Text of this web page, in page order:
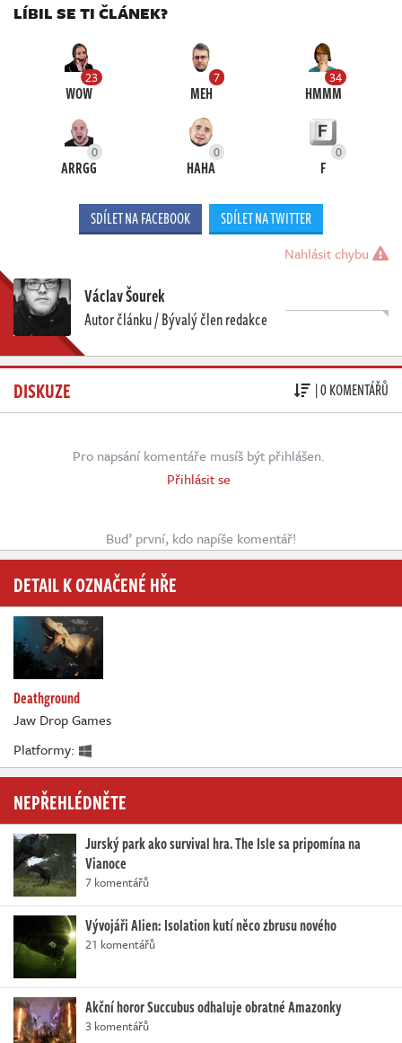
LÍBIL SE TI ČLÁNEK?
23
WOW
7
MEH
34
HMMM
0
ARRGG
0
HAHA
0
F
SDÍLET NA FACEBOOK SDÍLET NA TWITTER
Nahlásit chybu
Václav Šourek
Autor článku / Bývalý člen redakce
DISKUZE | 0 KOMENTÁŘŮ
Pro napsání komentáře musíš být přihlášen.
Přihlásit se
Buď první, kdo napíše komentář!
DETAIL K OZNAČENÉ HŘE
Deathground
Jaw Drop Games
Platformy:
NEPŘEHLÉDNĚTE
Jurský park ako survival hra. The Isle sa pripomína na
Vianoce
7 komentářů
Vývojáři Alien: Isolation kutí něco zbrusu nového
21 komentářů
Akční horor Succubus odhaluje obratné Amazonky
3 komentářů